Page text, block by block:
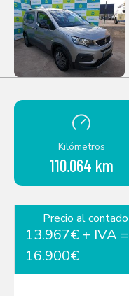
Kilómetros
110.064 km
Precio al contado
13.967€ + IVA =
16.900€